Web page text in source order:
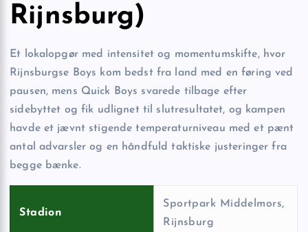
Rijnsburg)
Et lokalopgør med intensitet og momentumskifte, hvor
Rijnsburgse Boys kom bedst fra land med en føring ved
pausen, mens Quick Boys svarede tilbage efter
sidebyttet og fik udlignet til slutresultatet, og kampen
havde et jævnt stigende temperaturniveau med et pænt
antal advarsler og en håndfuld taktiske justeringer fra
begge bænke.
Stadion
Sportpark Middelmors,
Rijnsburg